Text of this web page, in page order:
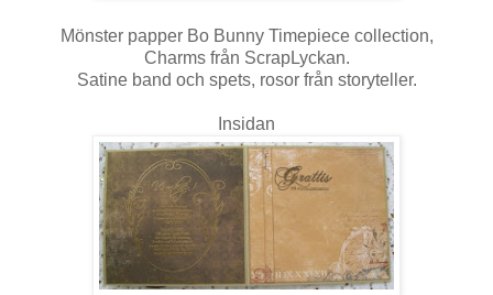
Mönster papper Bo Bunny Timepiece collection,
Charms från ScrapLyckan.
Satine band och spets, rosor från storyteller.
Insidan